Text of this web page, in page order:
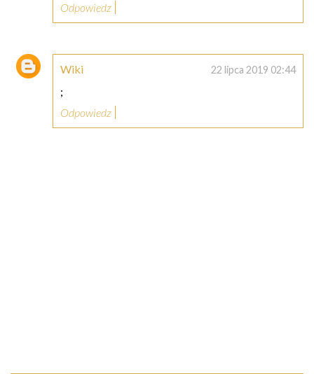
Odpowiedz
Wiki 22 lipca 2019 02:44
;
Odpowiedz